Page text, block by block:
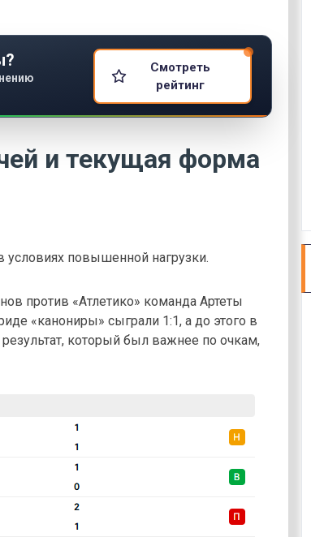
Смотреть
рейтинг
и текущая форма
условиях повышенной нагрузки.
против «Атлетико» команда Артеты
«канониры» сыграли 1:1, а до этого в
который был важнее по очкам,